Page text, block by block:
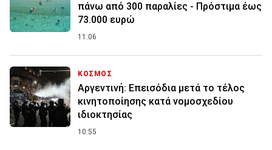
πάνω από 300 παραλίες - Πρόστιμα έως
73.000 ευρώ
11:06
ΚΟΣΜΟΣ
Αργεντινή: Επεισόδια μετά το τέλος
κινητοποίησης κατά νομοσχεδίου
ιδιοκτησίας
10:55